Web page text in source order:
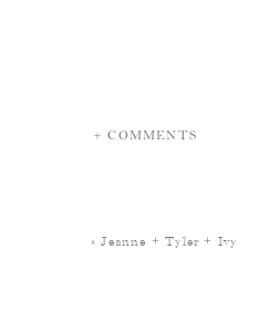
+ COMMENTS
«Jeanne + Tyler + Ivy